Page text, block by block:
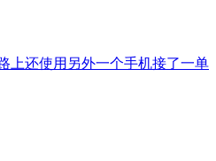
上还使用另外一个手机接了一单